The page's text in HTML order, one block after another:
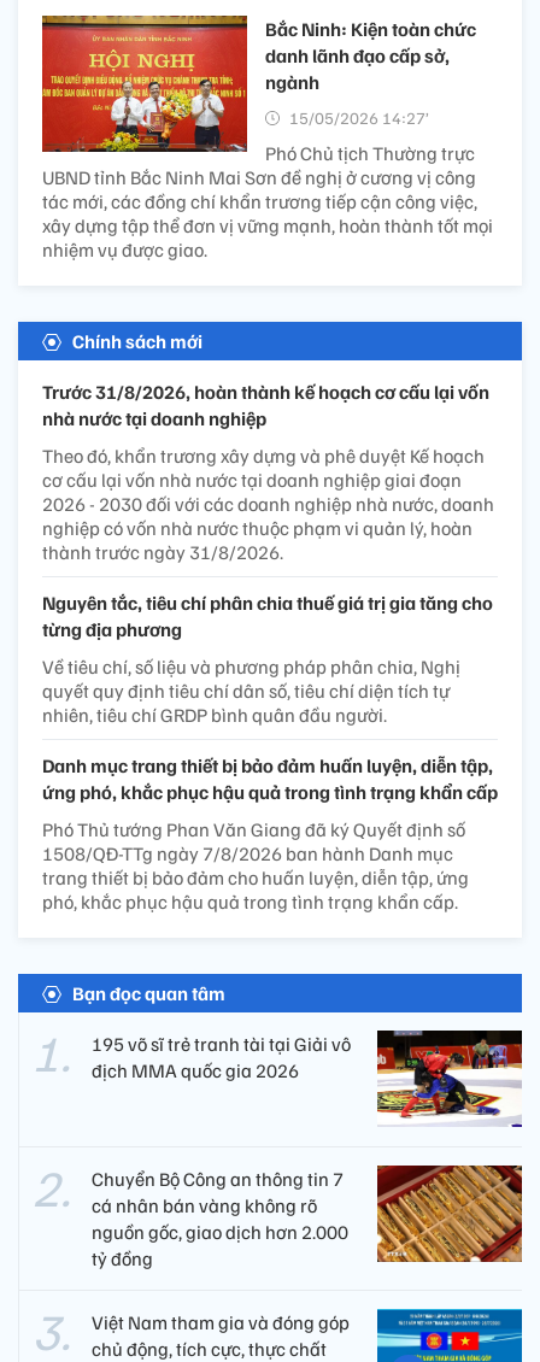
Bắc Ninh: Kiện toàn chức
danh lãnh đạo cấp sở,
ngành
15/05/2026 14:27’
Phó Chủ tịch Thường trực
UBND tỉnh Bắc Ninh Mai Sơn đề nghị ở cương vị công
tác mới, các đồng chí khẩn trương tiếp cận công việc,
xây dựng tập thể đơn vị vững mạnh, hoàn thành tốt mọi
nhiệm vụ được giao.
Chính sách mới
Trước 31/8/2026, hoàn thành kế hoạch cơ cấu lại vốn
nhà nước tại doanh nghiệp
Theo đó, khẩn trương xây dựng và phê duyệt Kế hoạch
cơ cấu lại vốn nhà nước tại doanh nghiệp giai đoạn
2026 - 2030 đối với các doanh nghiệp nhà nước, doanh
nghiệp có vốn nhà nước thuộc phạm vi quản lý, hoàn
thành trước ngày 31/8/2026.
Nguyên tắc, tiêu chí phân chia thuế giá trị gia tăng cho
từng địa phương
Về tiêu chí, số liệu và phương pháp phân chia, Nghị
quyết quy định tiêu chí dân số, tiêu chí diện tích tự
nhiên, tiêu chí GRDP bình quân đầu người.
Danh mục trang thiết bị bảo đảm huấn luyện, diễn tập,
ứng phó, khắc phục hậu quả trong tình trạng khẩn cấp
Phó Thủ tướng Phan Văn Giang đã ký Quyết định số
1508/QĐ-TTg ngày 7/8/2026 ban hành Danh mục
trang thiết bị bảo đảm cho huấn luyện, diễn tập, ứng
phó, khắc phục hậu quả trong tình trạng khẩn cấp.
Bạn đọc quan tâm
195 võ sĩ trẻ tranh tài tại Giải vô
địch MMA quốc gia 2026
Chuyển Bộ Công an thông tin 7
cá nhân bán vàng không rõ
nguồn gốc, giao dịch hơn 2.000
tỷ đồng
Việt Nam tham gia và đóng góp
chủ động, tích cực, thực chất